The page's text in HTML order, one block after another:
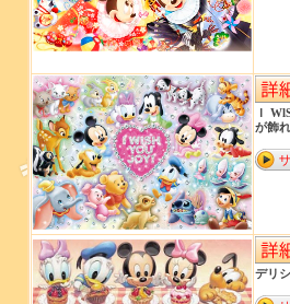
Ｉ
が飾
デリ